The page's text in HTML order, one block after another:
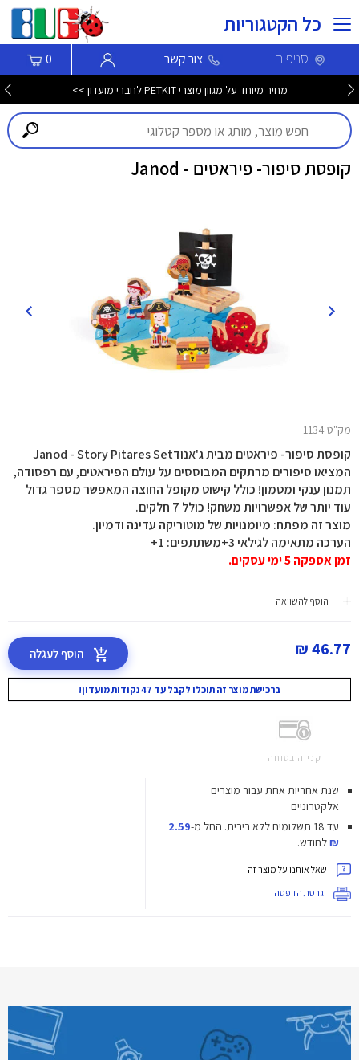
כל הקטגוריות
סניפים צור קשר 0
מחיר מיוחד על מגוון מוצרי PETKIT לחברי מועדון >>
קופסת סיפור- פיראטים - Janod
מק"ט 1134
קופסת סיפור- פיראטים מבית ג'אנודJanod - Story Pitares Set
המציאו סיפורים מרתקים המבוססים על עולם הפיראטים, עם רפסודה,
תמנון ענקי ומטמון! כולל קישוט מקופל החוצה המאפשר מספר גדול
עוד יותר של אפשרויות משחק! כולל 7 חלקים.
מוצר זה מפתח: מיומנויות של מוטוריקה עדינה ודמיון.
הערכה מתאימה לגילאי 3+משתתפים: 1+
זמן אספקה 5 ימי עסקים.
הוסף להשוואה
46.77 ₪ הוסף לעגלה
ברכישת מוצר זה תוכלו לקבל עד 47 נקודות מועדון!
קנייה בטוחה
שנת אחריות אחת עבור מוצרים
אלקטרוניים
עד 18 תשלומים ללא ריבית.
החל מ-2.59
₪לחודש.
שאל אותנו על מוצר זה
גרסת הדפסה